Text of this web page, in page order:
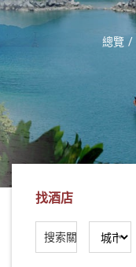
行
社
南
接
-
總覽
找酒店